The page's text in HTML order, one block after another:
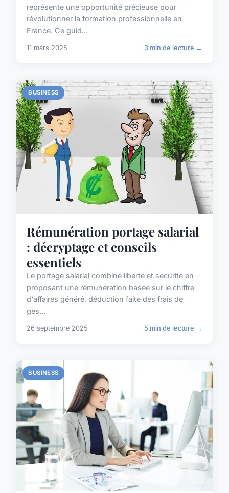
représente une opportunité précieuse pour
révolutionner la formation professionnelle en
France. Ce guid...
11 mars 2025 3 min de lecture →
BUSINESS
Rémunération portage salarial
: décryptage et conseils
essentiels
Le portage salarial combine liberté et sécurité en
proposant une rémunération basée sur le chiffre
d'affaires généré, déduction faite des frais de
ges...
26 septembre 2025 5 min de lecture →
BUSINESS